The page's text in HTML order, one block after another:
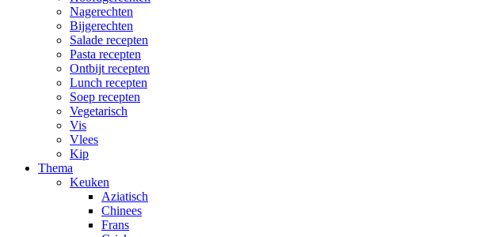
Nagerechten
Bijgerechten
Salade recepten
Pasta recepten
Ontbijt recepten
Lunch recepten
Soep recepten
Vegetarisch
Vis
Vlees
Kip
Thema
Keuken
Aziatisch
Chinees
Frans